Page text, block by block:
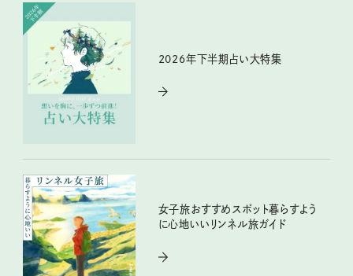
2026年下半期占い大特集
女子旅おすすめスポット暮らすよう
に心地いいリンネル旅ガイド